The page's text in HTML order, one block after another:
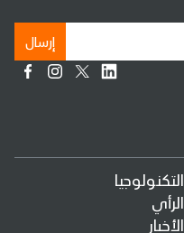
التكنولوجيا
الرأي
الأخبار
إرسال